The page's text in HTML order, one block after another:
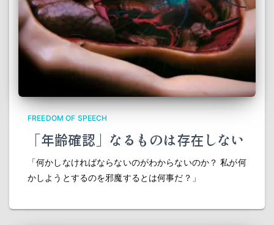
FREEDOM OF SPEECH
「年齢確認」なるものは存在しない
「何かしなければならないのがわからないのか？ 私が何
かしようとするのを邪魔するとは何事だ？」